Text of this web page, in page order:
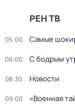
РЕН ТВ
05:00 Самые
06:00 С бодрым
08:30 Новости
09:00 «Военная